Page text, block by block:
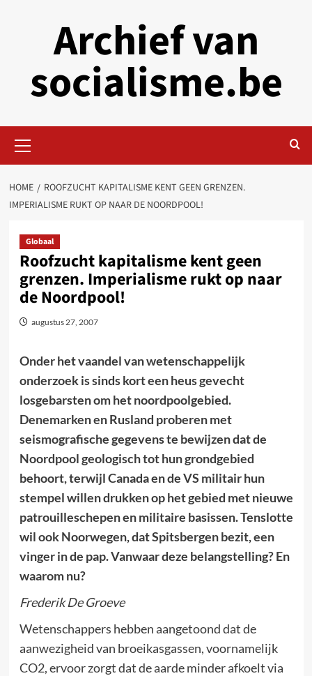
Archief van
socialisme.be
Menu
HOME
ROOFZUCHT KAPITALISME KENT GEEN GRENZEN.
IMPERIALISME RUKT OP NAAR DE NOORDPOOL!
Globaal
Roofzucht kapitalisme kent geen
grenzen. Imperialisme rukt op naar
de Noordpool!
augustus 27, 2007
Onder het vaandel van wetenschappelijk
onderzoek is sinds kort een heus gevecht
losgebarsten om het noordpoolgebied.
Denemarken en Rusland proberen met
seismografische gegevens te bewijzen dat de
Noordpool geologisch tot hun grondgebied
behoort, terwijl Canada en de VS militair hun
stempel willen drukken op het gebied met nieuwe
patrouilleschepen en militaire basissen. Tenslotte
wil ook Noorwegen, dat Spitsbergen bezit, een
vinger in de pap. Vanwaar deze belangstelling? En
waarom nu?
Frederik De Groeve
Wetenschappers hebben aangetoond dat de
aanwezigheid van broeikasgassen, voornamelijk
CO2, ervoor zorgt dat de aarde minder afkoelt via